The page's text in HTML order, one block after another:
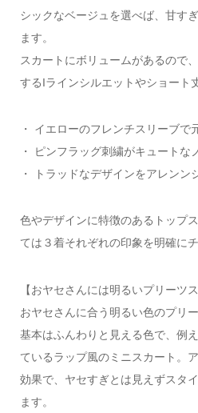
シックなベージュを選べば、甘す
ます。
スカートにボリュームがあるので
するIラインシルエットやショート
・ イエローのフレンチスリーブで
・ ピンフラッグ刺繍がキュートな
・ トラッドなデザインをアレンン
色やデザインに特徴のあるトップ
ては３着それぞれの印象を明確にチ
【おヤセさんには明るいプリーツス
おヤセさんに合う明るい色のプリー
基本はふんわりと見える色で、例
ているラップ風のミニスカート。
効果で、ヤセすぎとは見えずスタ
ます。